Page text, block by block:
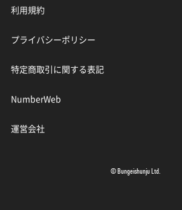
利用規約
プライバシーポリシー
特定商取引に関する表記
NumberWeb
運営会社
© Bungeishunju Ltd.